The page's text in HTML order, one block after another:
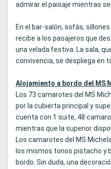
admirar el paisaje mientras
En el bar-salón, sofás,
recibe a los pasajeros que
una velada festiva. La sala,
convivencia, se despliega en
Alojamiento a bordo del MS
Los 73 camarotes del MS
por la cubierta principal y
cuenta con 1 suite, 48
mientras que la superior
Los camarotes del MS
los mismos tonos pistacho y
bordo. Sin duda, una